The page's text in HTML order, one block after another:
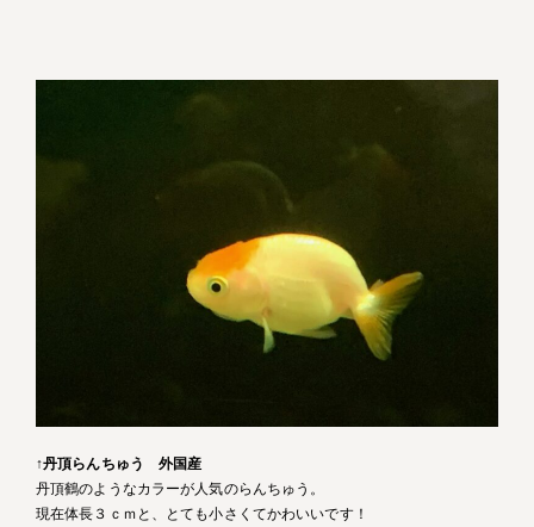
↑丹頂らんちゅう 外国産
丹頂鶴のようなカラーが人気のらんちゅう。
現在体長３ｃｍと、とても小さくてかわいいです！